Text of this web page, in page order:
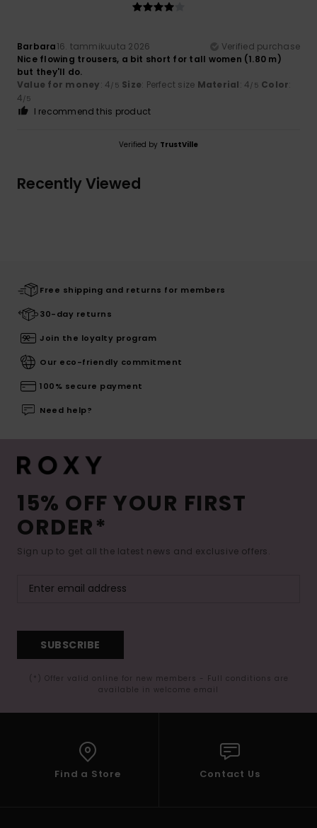
Barbara16. tammikuuta 2026
Verified purchase
Nice flowing trousers, a bit short for tall women (1.80 m)
but they'll do.
Value for money: 4/5 Size: Perfect size Material: 4/5 Color:
4/5
I recommend this product
Verified by TrustVille
Recently Viewed
Free shipping and returns for members
30-day returns
Join the loyalty program
Our eco-friendly commitment
100% secure payment
Need help?
15% OFF YOUR FIRST
ORDER*
Sign up to get all the latest news and exclusive offers.
SUBSCRIBE
(*) Offer valid online for new members - Full conditions are
available in welcome email
Find a Store Contact Us